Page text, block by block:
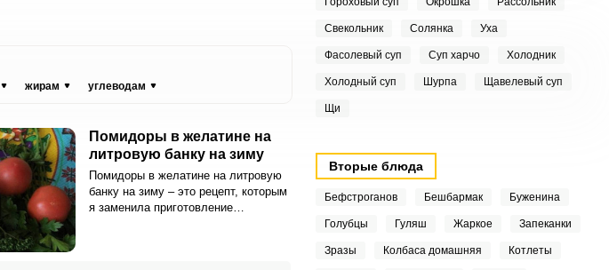
жирам углеводам
Помидоры в желатине на
литровую банку на зиму
Помидоры в желатине на литровую
банку на зиму – это рецепт, которым
я заменила приготовление
Свекольник Солянка Уха
Фасолевый суп Суп харчо Холодник
Холодный суп Шурпа Щавелевый суп
Щи
Вторые блюда
Бефстроганов Бешбармак Буженина
Голубцы Гуляш Жаркое Запеканки
Зразы Колбаса домашняя Котлеты